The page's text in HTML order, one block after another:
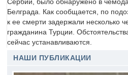
Сербии, было обнаружено в
Белграда. Как сообщается, по
к ее смерти задержали несколько
гражданина Турции.
сейчас устанавливаются.
НАШИ ПУБЛИКАЦИИ